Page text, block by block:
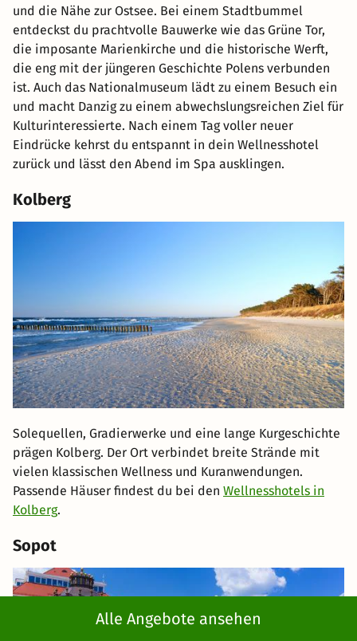
Alle Angebote ansehen
und die Nähe zur Ostsee. Bei einem Stadtbummel
entdeckst du prachtvolle Bauwerke wie das Grüne Tor,
die imposante Marienkirche und die historische Werft,
die eng mit der jüngeren Geschichte Polens verbunden
ist. Auch das Nationalmuseum lädt zu einem Besuch ein
und macht Danzig zu einem abwechslungsreichen Ziel für
Kulturinteressierte. Nach einem Tag voller neuer
Eindrücke kehrst du entspannt in dein Wellnesshotel
zurück und lässt den Abend im Spa ausklingen.
Kolberg
Solequellen, Gradierwerke und eine lange Kurgeschichte
prägen Kolberg. Der Ort verbindet breite Strände mit
vielen klassischen Wellness und Kuranwendungen.
Passende Häuser findest du bei den Wellnesshotels in
Kolberg.
Sopot